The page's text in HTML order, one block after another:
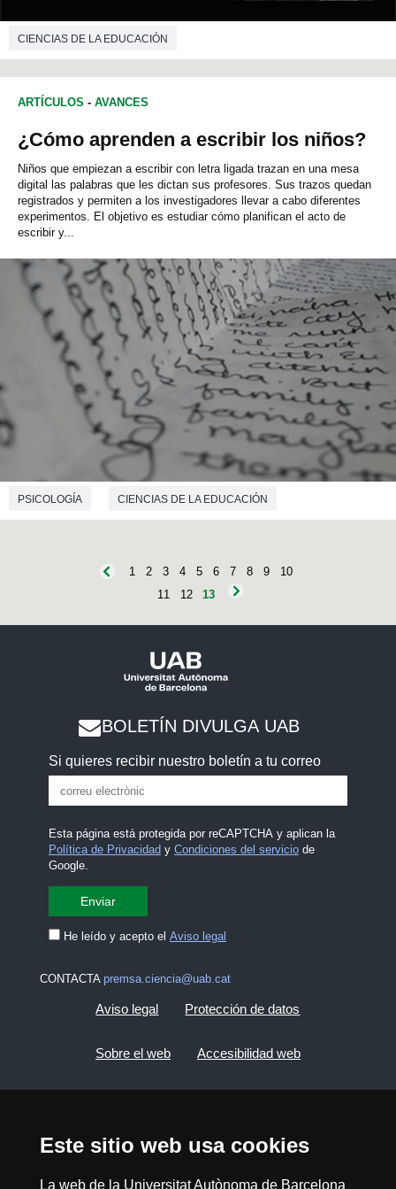
Este sitio web usa cookies
La web de la Universitat Autònoma de Barcelona
CIENCIAS DE LA EDUCACIÓN
ARTÍCULOS - AVANCES
¿Cómo aprenden a escribir los niños?
Niños que empiezan a escribir con letra ligada trazan en una mesa
digital las palabras que les dictan sus profesores. Sus trazos quedan
registrados y permiten a los investigadores llevar a cabo diferentes
experimentos. El objetivo es estudiar cómo planifican el acto de
escribir y...
PSICOLOGÍA CIENCIAS DE LA EDUCACIÓN
1 2 3 4 5 6 7 8 9
10
11
12 13
BOLETÍN DIVULGA UAB
Si quieres recibir nuestro boletín a tu correo
Esta página está protegida por reCAPTCHA y aplican la
Política de Privacidad y Condiciones del serviciode
Google.
He leído y acepto el Aviso legal
CONTACTA premsa.ciencia@uab.cat
Aviso legal Protección de datos
Sobre el web Accesibilidad web
2026 Divulga UAB - Commons Reconocimiento -